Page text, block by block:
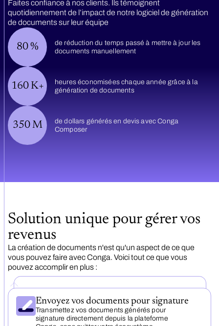
Faites confiance à nos clients. Ils témoignent
quotidiennement de l’impact de notre logiciel de génération
de documents sur leur équipe
80 %
de réduction du temps passé à mettre à jour les
documents manuellement
160 K+
heures économisées chaque année grâce à la
génération de documents
350 M
de dollars générés en devis avec Conga
Composer
Solution unique pour gérer vos
revenus
La création de documents n'est qu'un aspect de ce que
vous pouvez faire avec Conga. Voici tout ce que vous
pouvez accomplir en plus :
Envoyez vos documents pour signature
Transmettez vos documents générés pour
signature directement depuis la plateforme